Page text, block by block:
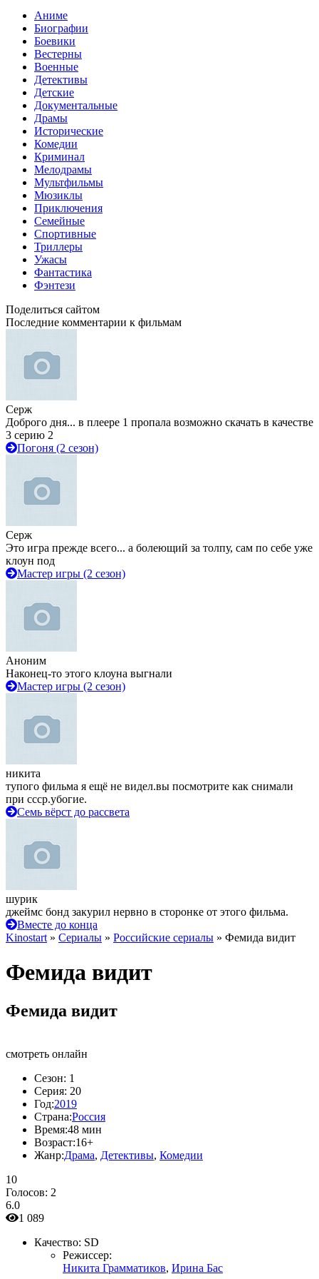
Аниме
Биографии
Боевики
Вестерны
Военные
Детективы
Детские
Документальные
Драмы
Исторические
Комедии
Криминал
Мелодрамы
Мультфильмы
Мюзиклы
Приключения
Семейные
Спортивные
Триллеры
Ужасы
Фантастика
Фэнтези
Поделиться сайтом
Последние комментарии к фильмам
Серж
Доброго дня... в плеере 1 пропала возможно скачать в качестве
3 серию 2
Погоня (2 сезон)
Серж
Это игра прежде всего... а болеющий за толпу, сам по себе уже
клоун под
Мастер игры (2 сезон)
Аноним
Наконец-то этого клоуна выгнали
Мастер игры (2 сезон)
никита
тупого фильма я ещё не видел.вы посмотрите как снимали
при ссср.убогие.
Семь вёрст до рассвета
шурик
джеймс бонд закурил нервно в сторонке от этого фильма.
Вместе до конца
Kinostart » Сериалы » Российские сериалы » Фемида видит
Фемида видит
Фемида видит
смотреть онлайн
Сезон: 1
Серия: 20
Год:2019
Страна:Россия
Время:48 мин
Возраст:16+
Жанр:Драма, Детективы, Комедии
10
Голосов: 2
6.0
1 089
Качество: SD
Режиссер:
Никита Грамматиков, Ирина Бас